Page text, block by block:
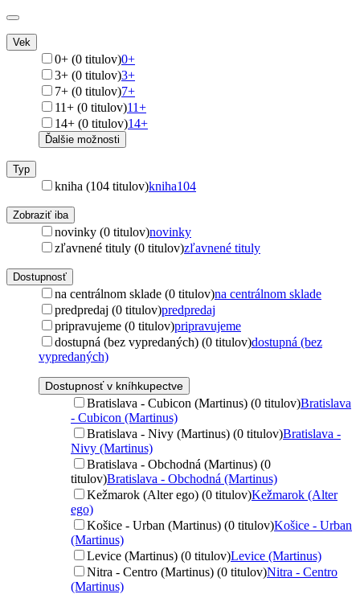
Vek
0+ (0 titulov)0+
3+ (0 titulov)3+
7+ (0 titulov)7+
11+ (0 titulov)11+
14+ (0 titulov)14+
Ďalšie možnosti
Typ
kniha (104 titulov)kniha104
Zobraziť iba
novinky (0 titulov)novinky
zľavnené tituly (0 titulov)zľavnené tituly
Dostupnosť
na centrálnom sklade (0 titulov)na centrálnom sklade
predpredaj (0 titulov)predpredaj
pripravujeme (0 titulov)pripravujeme
dostupná (bez vypredaných) (0 titulov)dostupná (bez
vypredaných)
Dostupnosť v kníhkupectve
Bratislava - Cubicon (Martinus) (0 titulov)Bratislava
- Cubicon (Martinus)
Bratislava - Nivy (Martinus) (0 titulov)Bratislava -
Nivy (Martinus)
Bratislava - Obchodná (Martinus) (0
titulov)Bratislava - Obchodná (Martinus)
Kežmarok (Alter ego) (0 titulov)Kežmarok (Alter
ego)
Košice - Urban (Martinus) (0 titulov)Košice - Urban
(Martinus)
Levice (Martinus) (0 titulov)Levice (Martinus)
Nitra - Centro (Martinus) (0 titulov)Nitra - Centro
(Martinus)